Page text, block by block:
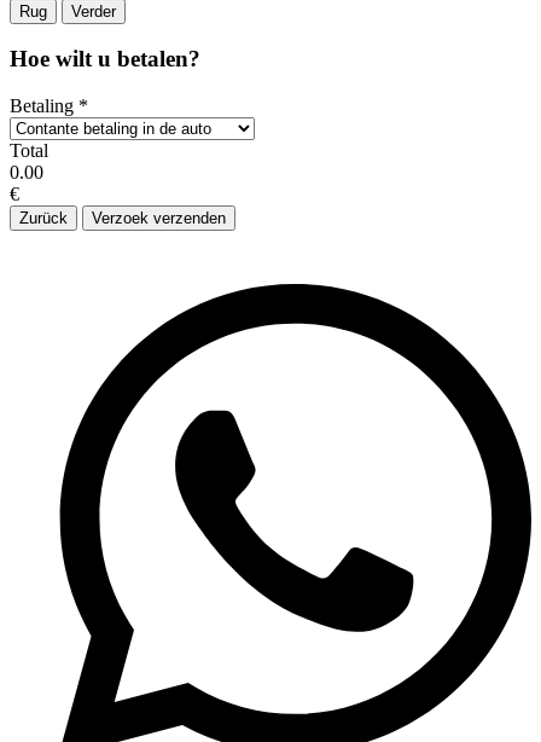
Rug Verder
Hoe wilt u betalen?
Betaling *
Total
0.00
€
Zurück Verzoek verzenden